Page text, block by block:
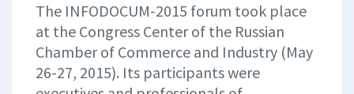
The INFODOCUM-2015 forum took place
at the Congress Center of the Russian
Chamber of Commerce and Industry (May
26-27, 2015). Its participants were